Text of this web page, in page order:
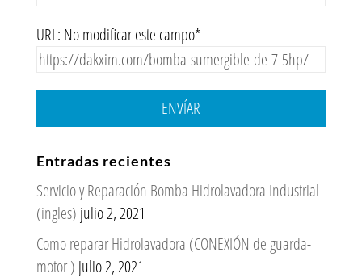
URL: No modificar este campo*
ENVÍAR
Entradas recientes
Servicio y Reparación Bomba Hidrolavadora Industrial
(ingles) julio 2, 2021
Como reparar Hidrolavadora (CONEXIÓN de guarda-
motor ) julio 2, 2021